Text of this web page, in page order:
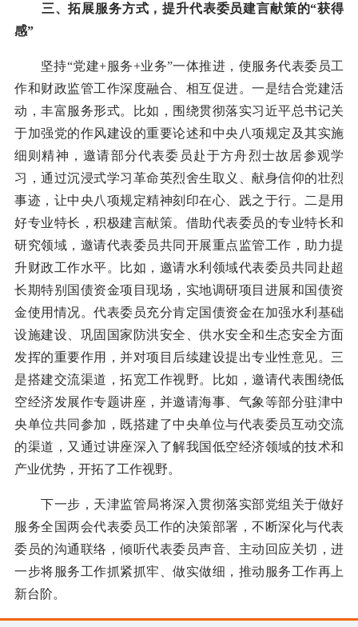
三、拓展服务方式，提升代表委员建言献策的“获得
感”
坚持“党建+服务+业务”一体推进，使服务代表委员工
作和财政监管工作深度融合、相互促进。一是结合党建活
动，丰富服务形式。比如，围绕贯彻落实习近平总书记关
于加强党的作风建设的重要论述和中央八项规定及其实施
细则精神，邀请部分代表委员赴于方舟烈士故居参观学
习，通过沉浸式学习革命英烈舍生取义、献身信仰的壮烈
事迹，让中央八项规定精神刻印在心、践之于行。二是用
好专业特长，积极建言献策。借助代表委员的专业特长和
研究领域，邀请代表委员共同开展重点监管工作，助力提
升财政工作水平。比如，邀请水利领域代表委员共同赴超
长期特别国债资金项目现场，实地调研项目进展和国债资
金使用情况。代表委员充分肯定国债资金在加强水利基础
设施建设、巩固国家防洪安全、供水安全和生态安全方面
发挥的重要作用，并对项目后续建设提出专业性意见。三
是搭建交流渠道，拓宽工作视野。比如，邀请代表围绕低
空经济发展作专题讲座，并邀请海事、气象等部分驻津中
央单位共同参加，既搭建了中央单位与代表委员互动交流
的渠道，又通过讲座深入了解我国低空经济领域的技术和
产业优势，开拓了工作视野。
下一步，天津监管局将深入贯彻落实部党组关于做好
服务全国两会代表委员工作的决策部署，不断深化与代表
委员的沟通联络，倾听代表委员声音、主动回应关切，进
一步将服务工作抓紧抓牢、做实做细，推动服务工作再上
新台阶。